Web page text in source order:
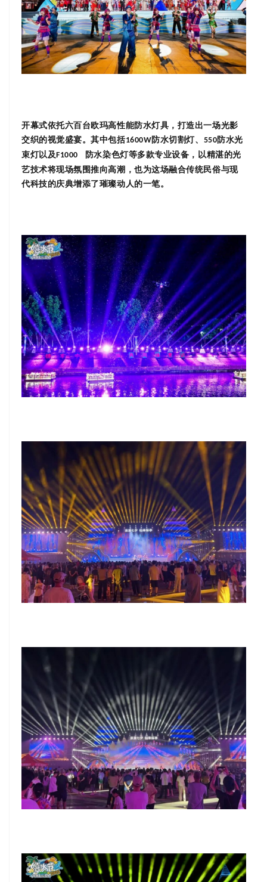
开幕式依托六百台欧玛高性能防水灯具，打造出一场光影
交织的视觉盛宴。其中包括1600W防水切割灯、 550防水光
束灯以及F1000
防水染色灯等多款专业设备，以精湛的光
艺技术将现场氛围推向高潮，也为这场融合传统民俗与现
代科技的庆典增添了璀璨动人的一笔。